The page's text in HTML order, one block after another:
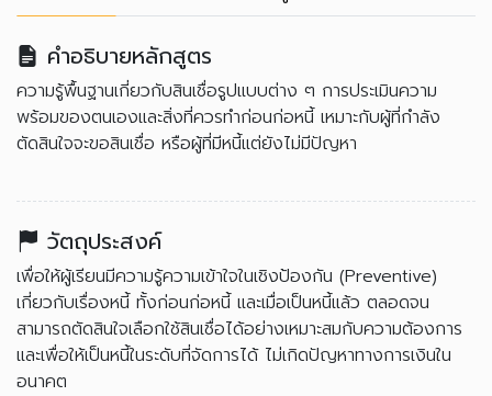
คำอธิบายหลักสูตร
ความรู้พื้นฐานเกี่ยวกับสินเชื่อรูปแบบต่าง ๆ การประเมินความ
พร้อมของตนเองและสิ่งที่ควรทำก่อนก่อหนี้ เหมาะกับผู้ที่กำลัง
ตัดสินใจจะขอสินเชื่อ หรือผู้ที่มีหนี้แต่ยังไม่มีปัญหา
วัตถุประสงค์
เพื่อให้ผู้เรียนมีความรู้ความเข้าใจในเชิงป้องกัน (Preventive)
เกี่ยวกับเรื่องหนี้ ทั้งก่อนก่อหนี้ และเมื่อเป็นหนี้แล้ว ตลอดจน
สามารถตัดสินใจเลือกใช้สินเชื่อได้อย่างเหมาะสมกับความต้องการ
และเพื่อให้เป็นหนี้ในระดับที่จัดการได้ ไม่เกิดปัญหาทางการเงินใน
อนาคต